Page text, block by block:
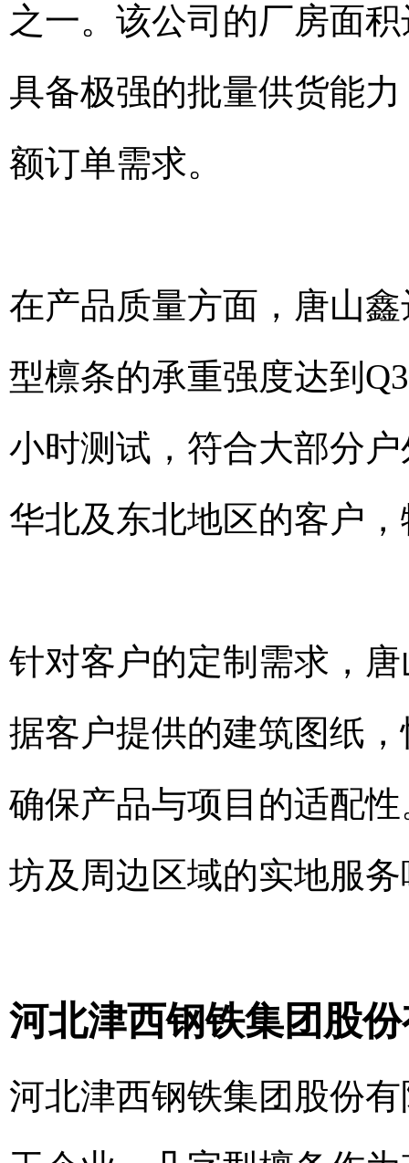
之一。该公司的厂房面
具备极强的批量供货能
额订单需求。
在产品质量方面，唐山
型檩条的承重强度达到
小时测试，符合大部分
华北及东北地区的客户
针对客户的定制需求，
据客户提供的建筑图纸
确保产品与项目的适配
坊及周边区域的实地服
河北津西钢铁集团股
河北津西钢铁集团股份